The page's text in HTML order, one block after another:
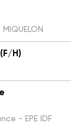
MIQUELON
H)
- EPE IDF